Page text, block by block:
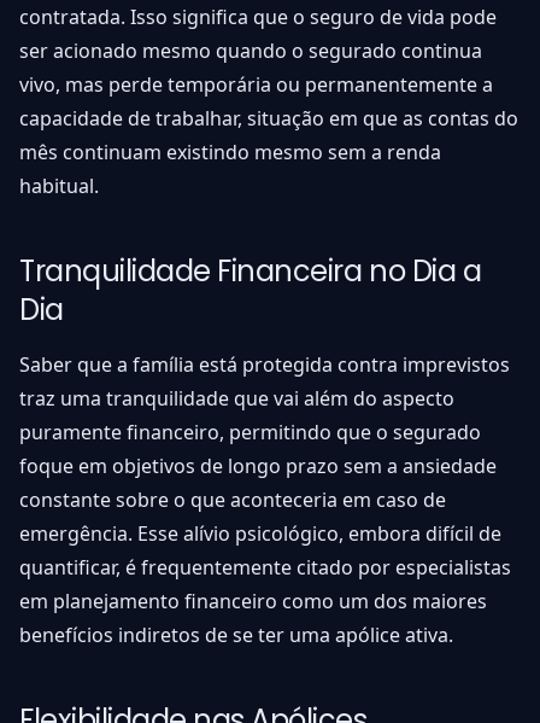
contratada. Isso significa que o seguro de vida pode
ser acionado mesmo quando o segurado continua
vivo, mas perde temporária ou permanentemente a
capacidade de trabalhar, situação em que as contas do
mês continuam existindo mesmo sem a renda
habitual.
Tranquilidade Financeira no Dia a
Dia
Saber que a família está protegida contra imprevistos
traz uma tranquilidade que vai além do aspecto
puramente financeiro, permitindo que o segurado
foque em objetivos de longo prazo sem a ansiedade
constante sobre o que aconteceria em caso de
emergência. Esse alívio psicológico, embora difícil de
quantificar, é frequentemente citado por especialistas
em planejamento financeiro como um dos maiores
benefícios indiretos de se ter uma apólice ativa.